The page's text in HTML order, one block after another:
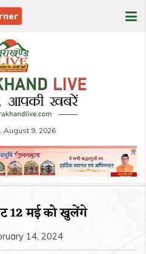
August 9, 2026
12 मई को खुलेंगे
14, 2024